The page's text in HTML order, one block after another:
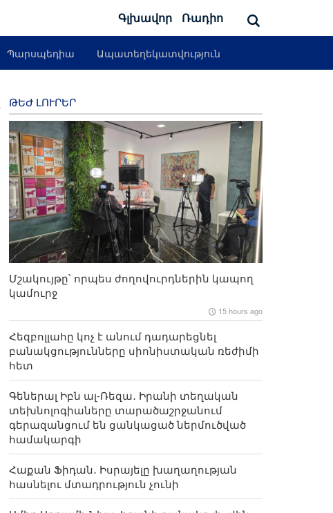
Գլխավոր Ռադիո
Պարսպեդիա Ապատեղեկատվություն
ԹԵԺ ԼՈՒՐԵՐ
Մշակույթը՝ որպես ժողովուրդներին կապող
կամուրջ
15 hours ago
Հեզբոլլահը կոչ է անում դադարեցնել
բանակցությունները սիոնիստական ​​ռեժիմի
հետ
Գեներալ Իբն ալ-Ռեզա․ Իրանի տեղական
տեխնոլոգիաները տարածաշրջանում
գերազանցում են ցանկացած ներմուծված
համակարգի
Հաքան Ֆիդան․ Իսրայելը խաղաղության
հասնելու մտադրություն չունի